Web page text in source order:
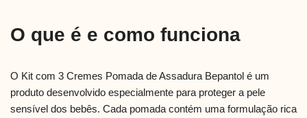
O que é e como funciona
O Kit com 3 Cremes Pomada de Assadura Bepantol é um
produto desenvolvido especialmente para proteger a pele
sensível dos bebês. Cada pomada contém uma formulação rica